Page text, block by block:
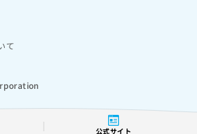
公式サイト
て